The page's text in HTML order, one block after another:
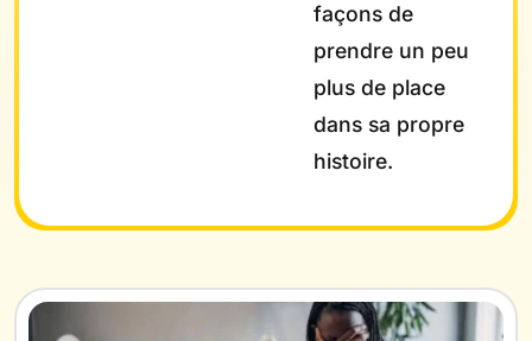
façons de
prendre un peu
plus de place
dans sa propre
histoire.